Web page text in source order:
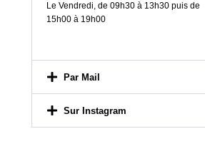
Le Vendredi, de 09h30 à 13h30 puis de
15h00 à 19h00
Par Mail
Sur Instagram